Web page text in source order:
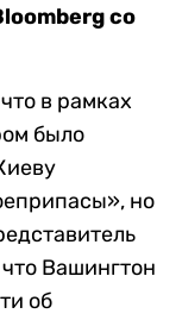
со
в рамках
было
но
Вашингтон
об